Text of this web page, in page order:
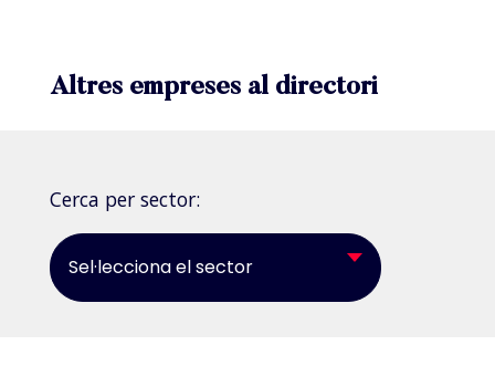
Altres empreses al directori
Cerca per sector:
Sel·lecciona el sector